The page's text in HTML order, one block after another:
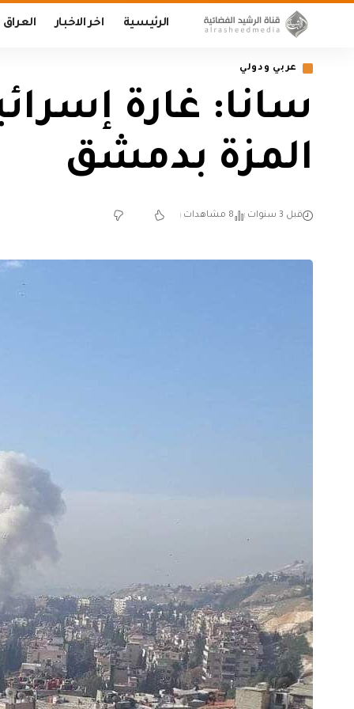
الرئيسية اخر الاخبار العراق
عربي ودولي
سانا: غارة
المزة بدمشق
قبل 3 سنوات 8 مشاهدات